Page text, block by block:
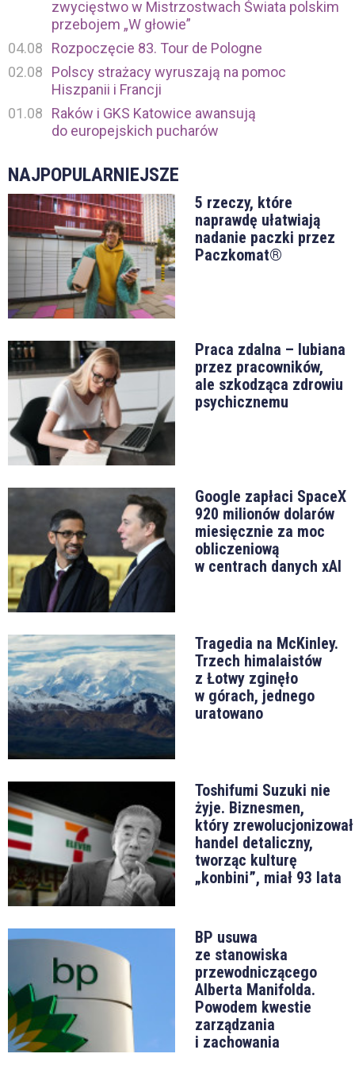
zwycięstwo w Mistrzostwach Świata polskim
przebojem „W głowie”
04.08
Rozpoczęcie 83. Tour de Pologne
02.08
Polscy strażacy wyruszają na pomoc
Hiszpanii i Francji
01.08
Raków i GKS Katowice awansują
do europejskich pucharów
NAJPOPULARNIEJSZE
5 rzeczy, które
naprawdę ułatwiają
nadanie paczki przez
Paczkomat®
Praca zdalna – lubiana
przez pracowników,
ale szkodząca zdrowiu
psychicznemu
Google zapłaci SpaceX
920 milionów dolarów
miesięcznie za moc
obliczeniową
w centrach danych xAI
Tragedia na McKinley.
Trzech himalaistów
z Łotwy zginęło
w górach, jednego
uratowano
Toshifumi Suzuki nie
żyje. Biznesmen,
który zrewolucjonizował
handel detaliczny,
tworząc kulturę
„konbini”, miał 93 lata
BP usuwa
ze stanowiska
przewodniczącego
Alberta Manifolda.
Powodem kwestie
zarządzania
i zachowania